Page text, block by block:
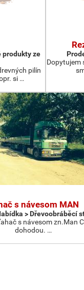
produkty ze
pilín
si …
Dopytujem
s návesom MAN
> Dřevoobráběcí
s návesom zn.Man
dohodou. …